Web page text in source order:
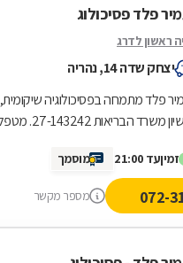
פלד פסיכולוג
ראשון לדרג
יצחק שדה 14, נהריה
פלד מתמחה בפסיכולוגיה
רישיון משרד
ניסיון...זמיןעד 21:00 מוסמך
מספר מקשר